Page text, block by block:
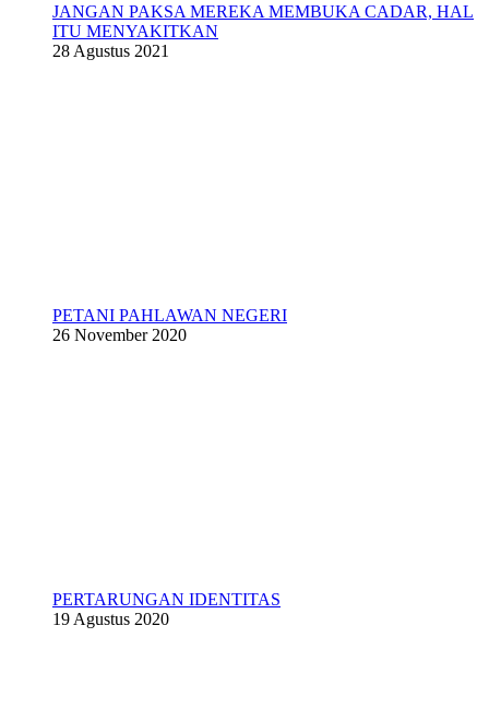
JANGAN PAKSA MEREKA MEMBUKA CADAR, HAL
ITU MENYAKITKAN
28 Agustus 2021
PETANI PAHLAWAN NEGERI
26 November 2020
PERTARUNGAN IDENTITAS
19 Agustus 2020